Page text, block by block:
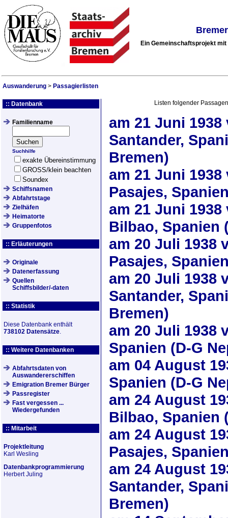
Ein Gemeinschaftsprojekt
Auswanderung > Passagierlisten
:: Datenbank
Familienname
Suchhilfe
exakte Übereinstimmung
GROSS/klein beachten
Soundex
Schiffsnamen
Abfahrtstage
Zielhäfen
Heimatorte
Gruppenfotos
:: Erläuterungen
Originale
Datenerfassung
Quellen
Schiffsbilder/-daten
:: Statistik
Diese Datenbank enthält
738102 Datensätze.
:: Weitere Datenbanken
Abfahrtsdaten von
Auswandererschiffen
Emigration Bremer Bürger
Passregister
Fast vergessen ...
Wiedergefunden
:: Mitarbeit
Projektleitung
Karl Wesling
Datenbankprogrammierung
Herbert Juling
Listen folgender
am 21 Juni 1938
Santander,
Bremen)
am 21 Juni 1938
Pasajes,
am 21 Juni 1938
Bilbao, Spanien
am 20 Juli 1938
Pasajes,
am 20 Juli 1938
Santander,
Bremen)
am 20 Juli 1938
Spanien (D-G
am 04 August
Spanien (D-G
am 24 August
Bilbao, Spanien
am 24 August
Pasajes,
am 24 August
Santander,
Bremen)